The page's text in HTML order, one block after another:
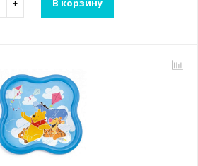
+ В корзину